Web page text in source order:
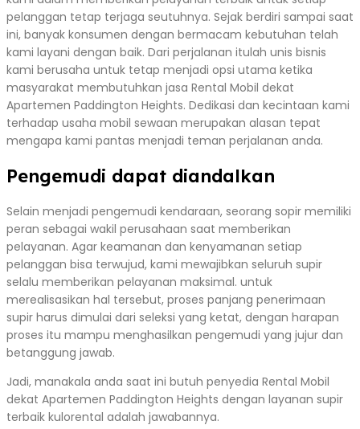
pelanggan tetap terjaga seutuhnya. Sejak berdiri sampai saat
ini, banyak konsumen dengan bermacam kebutuhan telah
kami layani dengan baik. Dari perjalanan itulah unis bisnis
kami berusaha untuk tetap menjadi opsi utama ketika
masyarakat membutuhkan jasa Rental Mobil dekat
Apartemen Paddington Heights. Dedikasi dan kecintaan kami
terhadap usaha mobil sewaan merupakan alasan tepat
mengapa kami pantas menjadi teman perjalanan anda.
Pengemudi dapat diandalkan
Selain menjadi pengemudi kendaraan, seorang sopir memiliki
peran sebagai wakil perusahaan saat memberikan
pelayanan. Agar keamanan dan kenyamanan setiap
pelanggan bisa terwujud, kami mewajibkan seluruh supir
selalu memberikan pelayanan maksimal. untuk
merealisasikan hal tersebut, proses panjang penerimaan
supir harus dimulai dari seleksi yang ketat, dengan harapan
proses itu mampu menghasilkan pengemudi yang jujur dan
betanggung jawab.
Jadi, manakala anda saat ini butuh penyedia Rental Mobil
dekat Apartemen Paddington Heights dengan layanan supir
terbaik kulorental adalah jawabannya.